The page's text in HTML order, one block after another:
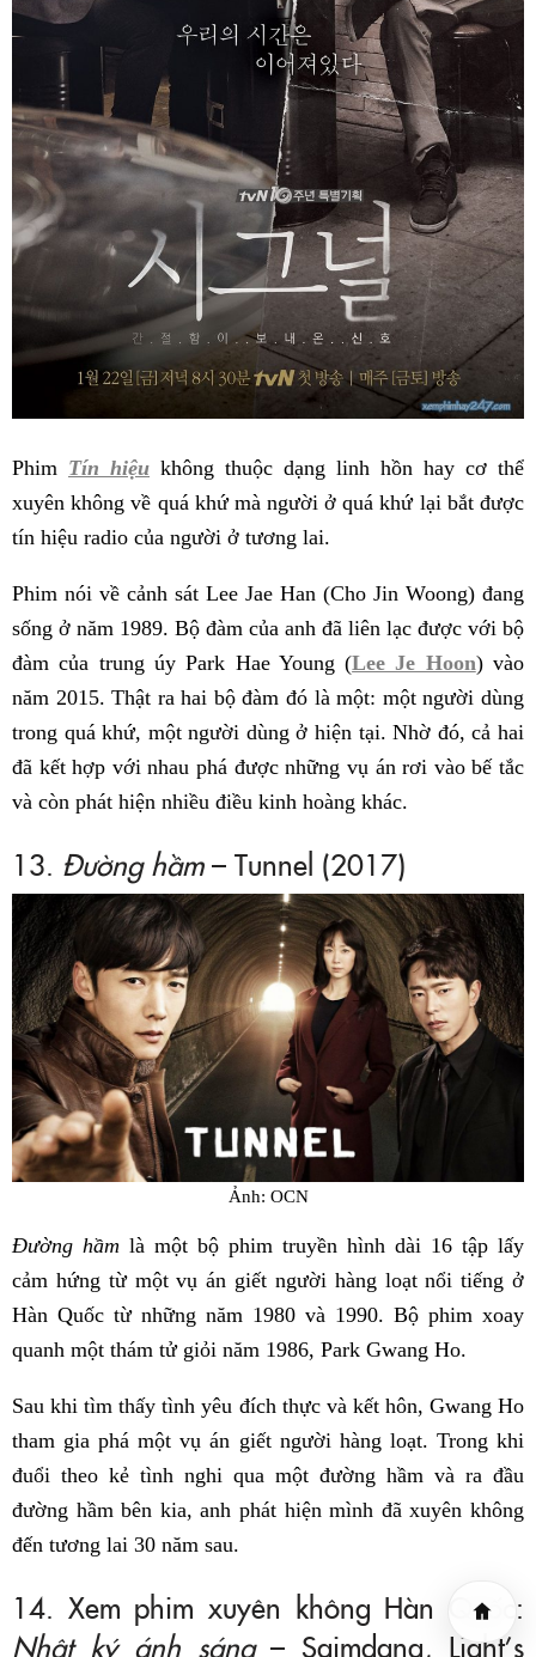
Phim Tín hiệu không thuộc dạng linh hồn hay cơ thể
xuyên không về quá khứ mà người ở quá khứ lại bắt được
tín hiệu radio của người ở tương lai.
Phim nói về cảnh sát Lee Jae Han (Cho Jin Woong) đang
sống ở năm 1989. Bộ đàm của anh đã liên lạc được với bộ
đàm của trung úy Park Hae Young (Lee Je Hoon) vào
năm 2015. Thật ra hai bộ đàm đó là một: một người dùng
trong quá khứ, một người dùng ở hiện tại. Nhờ đó, cả hai
đã kết hợp với nhau phá được những vụ án rơi vào bế tắc
và còn phát hiện nhiều điều kinh hoàng khác.
13. Đường hầm– Tunnel (2017)
Ảnh: OCN
Đường hầm là một bộ phim truyền hình dài 16 tập lấy
cảm hứng từ một vụ án giết người hàng loạt nổi tiếng ở
Hàn Quốc từ những năm 1980 và 1990. Bộ phim xoay
quanh một thám tử giỏi năm 1986, Park Gwang Ho.
Sau khi tìm thấy tình yêu đích thực và kết hôn, Gwang Ho
tham gia phá một vụ án giết người hàng loạt. Trong khi
đuổi theo kẻ tình nghi qua một đường hầm và ra đầu
đường hầm bên kia, anh phát hiện mình đã xuyên không
đến tương lai 30 năm sau.
14. Xem phim xuyên không Hàn Quốc:
Nhật ký ánh sáng– Saimdang, Light’s